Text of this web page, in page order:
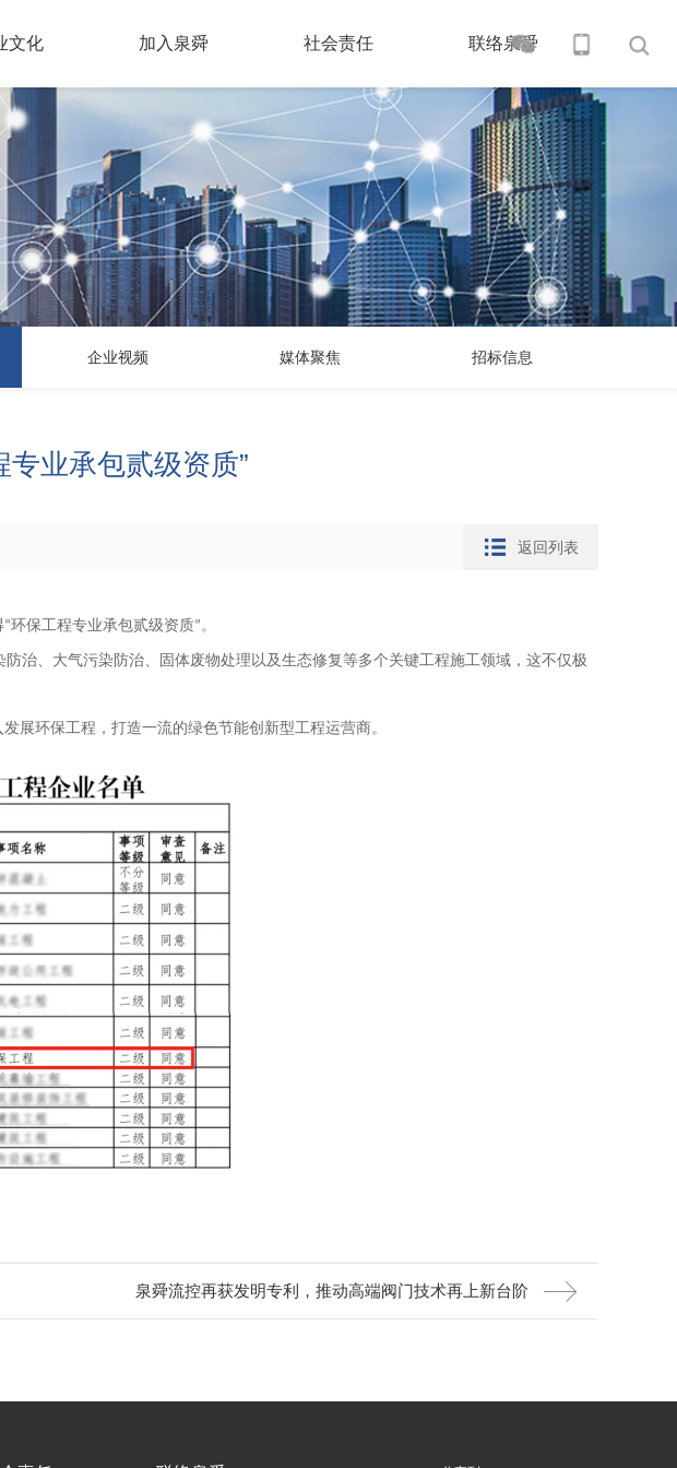
文化 加入泉舜 社会责任 联络泉舜
企业视频 媒体聚焦 招标信息
业承包贰级资质”
返回列表
“环保工程专业承包贰级资质” 。
治、大气污染防治、固体废物处理以及生态修复等多个关键工程施工领域，这不仅极
展环保工程，打造一流的绿色节能创新型工程运营商。
泉舜流控再获发明专利，推动高端阀门技术再上新台阶